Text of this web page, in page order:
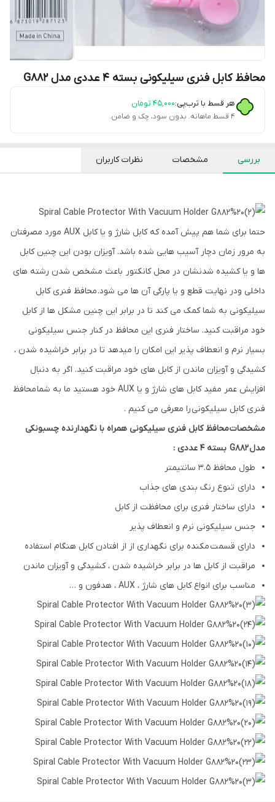
محافظ کابل فنری سیلیکونی بسته 4 عددی مدل G882
هر قسط با ترب‌پی:۴۵٬۰۰۰ تومان
۴ قسط ماهانه. بدون سود، چک و ضامن.
بررسی مشخصات نظرات کاربران
حتما برای شما هم پیش آمده که کابل شارژ و یا کابل AUX مورد مصرفتان
به مرور زمان دچار آسیب هایی شده باشد. آویزان بودن این چنین کابل
ها و یا کشیده شدنشان در محل کانکتور باعث مشخص شدن رشته های
داخلی ودر نهایت قطع و یا پارگی آن ها می شود. محافظ فنری کابل
سیلیکونی به شما کمک می کند تا در برابر این چنین مشکل ها از کابل
خود مراقبت کنید. ساختار فنری این محافظ در کنار جنس سیلیکونی
بسیار نرم و انعطاف پذیر این امکان را میدهد تا در برابر خراشیده شدن ،
کشیدگی و آویزان ماندن از کابل های خود مراقبت کنید. اگر به دنبال
افزایش عمر مفید کابل های شارژ و یا AUX خود هستید ما به شما محافظ
فنری کابل سیلیکونی را معرفی می کنیم .
مشخصات محافظ کابل فنری سیلیکونی همراه با نگهدارنده چسبونکی
مدل G882 بسته 4 عددی :
طول محافظ 3.5 سانتیمتر
دارای تنوع رنگ بندی های جذاب
دارای ساختار فنری برای محافظت از کابل
جنس سیلیکونی نرم و انعطاف پذیر
دارای قسمت مکنده برای نگهداری از از افتادن کابل هنگام استفاده
مراقبت از کابل ها در برابر خراشیده شدن ، کشیدگی و آویزان ماندن
مناسب برای انواع کابل های شارژ ، AUX ، هدفون و …